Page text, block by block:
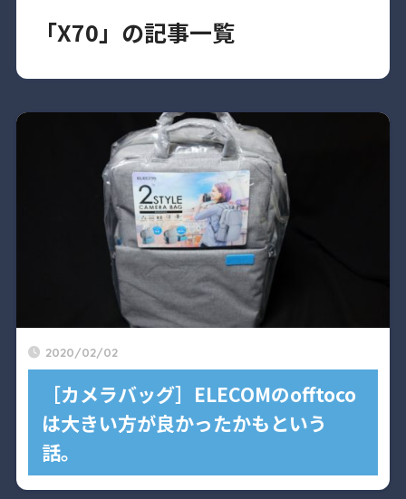
「X70」の記事一覧
2020/02/02
［カメラバッグ］ELECOMのofftoco
は大きい方が良かったかもという
話。